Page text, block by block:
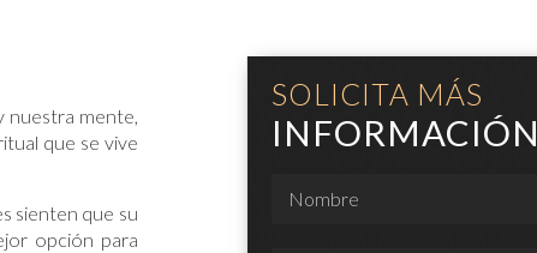
nuestra mente,
que se vive
sienten que su
opción para
SOLICITA MÁS
INFORMACIÓN